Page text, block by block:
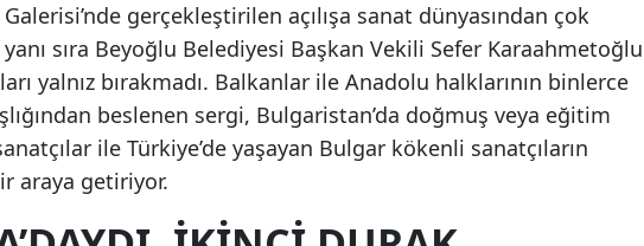
gerçekleştirilen açılışa sanat dünyasından çok
sıra Beyoğlu Belediyesi Başkan Vekili Sefer Karaahmetoğlu
yalnız bırakmadı. Balkanlar ile Anadolu halklarının binlerce
beslenen sergi, Bulgaristan’da doğmuş veya eğitim
ile Türkiye’de yaşayan Bulgar kökenli sanatçıların
araya getiriyor.